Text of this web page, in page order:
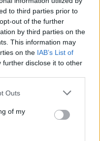
to third parties prior to
out of the further
by third parties on the
This information may
on the IAB’s List of
further disclose it to other
Outs
of my
για τις
προϊόντα.
για